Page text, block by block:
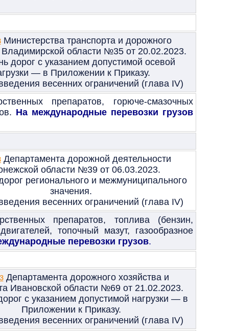
Министерства транспорта и дорожного
Владимирской области №35 от 20.02.2023.
дорог с указанием допустимой осевой
— в Приложении к Приказу.
весенних ограничений (глава IV)
препаратов, горюче-смазочных
На международные перевозки грузов
Департамента дорожной деятельности
области №39 от 06.03.2023.
регионального и межмуниципального
значения.
весенних ограничений (глава IV)
препаратов, топлива (бензин,
топочный мазут, газообразное
перевозки грузов.
Департамента дорожного хозяйства и
Ивановской области №69 от 21.02.2023.
с указанием допустимой нагрузки — в
Приложении к Приказу.
весенних ограничений (глава IV)